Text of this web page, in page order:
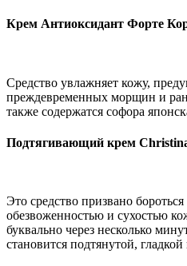
Крем Антиоксидант Форте
Средство увлажняет кожу,
преждевременных морщин и
также содержатся софора
Подтягивающий крем
Это средство призвано
обезвоженностью и сухостью
буквально через несколько
становится подтянутой,